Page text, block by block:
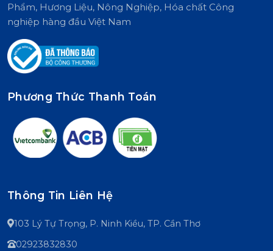
Phẩm, Hương Liệu, Nông Nghiệp, Hóa chất Công
nghiệp hàng đầu Việt Nam
Phương Thức Thanh Toán
Thông Tin Liên Hệ
103 Lý Tự Trọng, P. Ninh Kiều, TP. Cần Thơ
02923832830